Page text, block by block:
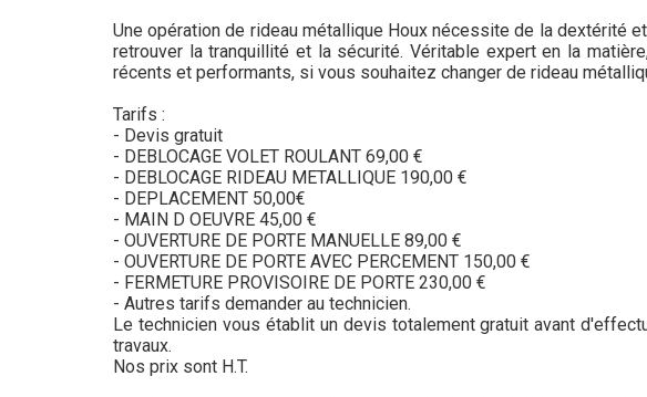
Une opération de rideau métallique Houx nécessite de la dextérité
retrouver la tranquillité et la sécurité. Véritable expert en la
récents et performants, si vous souhaitez changer de rideau
Tarifs :
- Devis gratuit
- DEBLOCAGE VOLET ROULANT 69,00 €
- DEBLOCAGE RIDEAU METALLIQUE 190,00 €
- DEPLACEMENT 50,00€
- MAIN D OEUVRE 45,00 €
- OUVERTURE DE PORTE MANUELLE 89,00 €
- OUVERTURE DE PORTE AVEC PERCEMENT 150,00 €
- FERMETURE PROVISOIRE DE PORTE 230,00 €
- Autres tarifs demander au technicien.
Le technicien vous établit un devis totalement gratuit avant
travaux.
Nos prix sont H.T.